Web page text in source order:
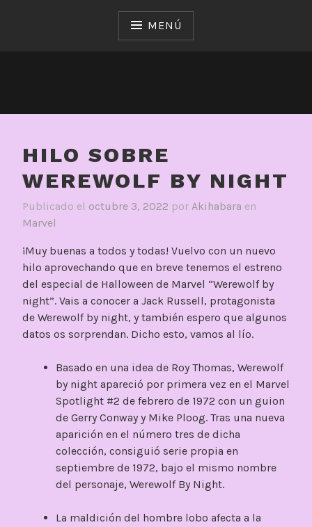
MENÚ
HILO SOBRE
WEREWOLF BY NIGHT
Publicado el octubre 3, 2022 por Akihabara en
Marvel
¡Muy buenas a todos y todas! Vuelvo con un nuevo
hilo aprovechando que en breve tenemos el estreno
del especial de Halloween de Marvel “Werewolf by
night”. Vais a conocer a Jack Russell, protagonista
de Werewolf by night, y también espero que algunos
datos os sorprendan. Dicho esto, vamos al lío.
Basado en una idea de Roy Thomas, Werewolf
by night apareció por primera vez en el Marvel
Spotlight #2 de febrero de 1972 con un guion
de Gerry Conway y Mike Ploog. Tras una nueva
aparición en el número tres de dicha
colección, consiguió serie propia en
septiembre de 1972, bajo el mismo nombre
del personaje, Werewolf By Night.
La maldición del hombre lobo afecta a la